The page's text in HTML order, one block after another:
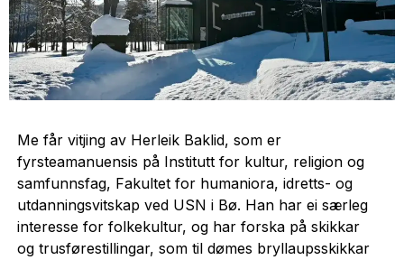
Me får vitjing av Herleik Baklid, som er
fyrsteamanuensis på Institutt for kultur, religion og
samfunnsfag, Fakultet for humaniora, idretts- og
utdanningsvitskap ved USN i Bø. Han har ei særleg
interesse for folkekultur, og har forska på skikkar
og trusførestillingar, som til dømes bryllaupsskikkar